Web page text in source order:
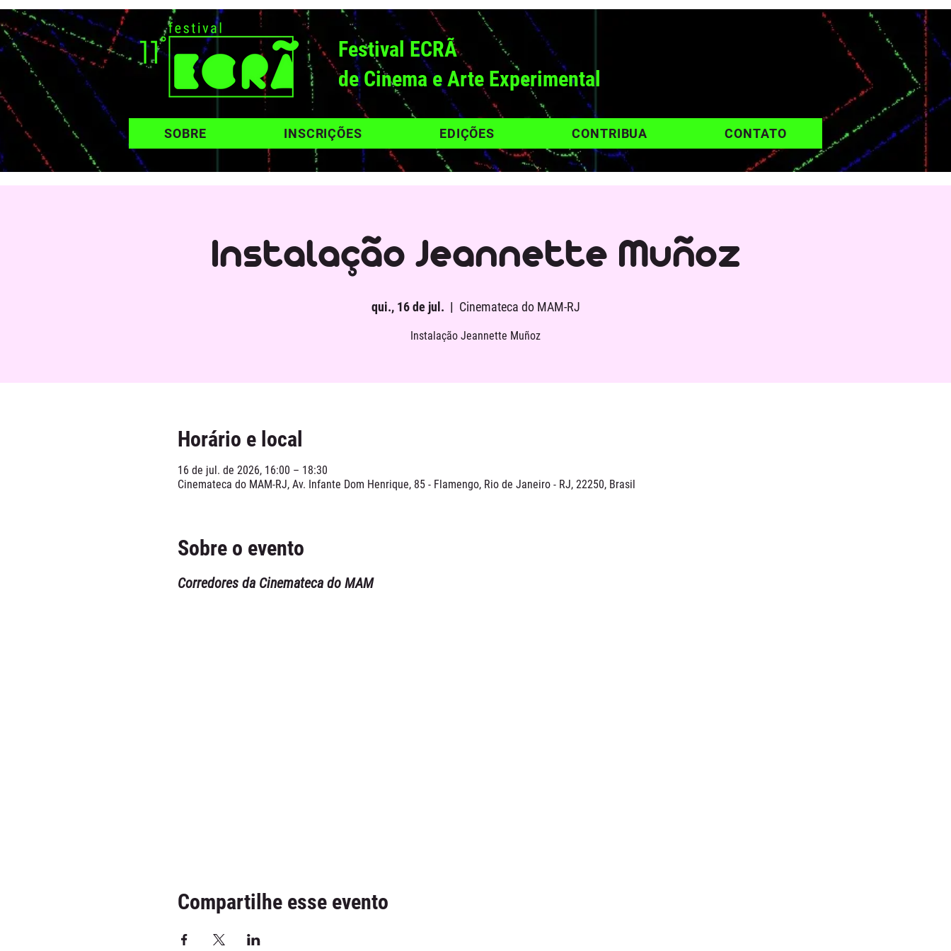
Festival ECRÃ
de Cinema e Arte Experimental
SOBRE INSCRIÇÕES EDIÇÕES CONTRIBUA CONTATO
Instalação Jeannette Muñoz
qui., 16 de jul.
  |
Cinemateca do MAM-RJ
Instalação Jeannette Muñoz
Horário e local
16 de jul. de 2026, 16:00 – 18:30
Cinemateca do MAM-RJ, Av. Infante Dom Henrique, 85 - Flamengo, Rio de Janeiro - RJ, 22250, Brasil
Sobre o evento
Corredores da Cinemateca do MAM
Compartilhe esse evento